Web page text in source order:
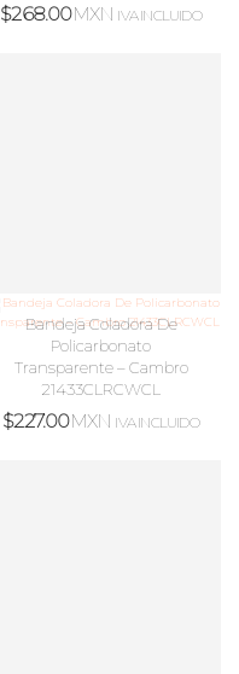
$268.00MXN IVA INCLUIDO
Bandeja Coladora De
Policarbonato
Transparente – Cambro
21433CLRCWCL
$227.00MXN IVA INCLUIDO